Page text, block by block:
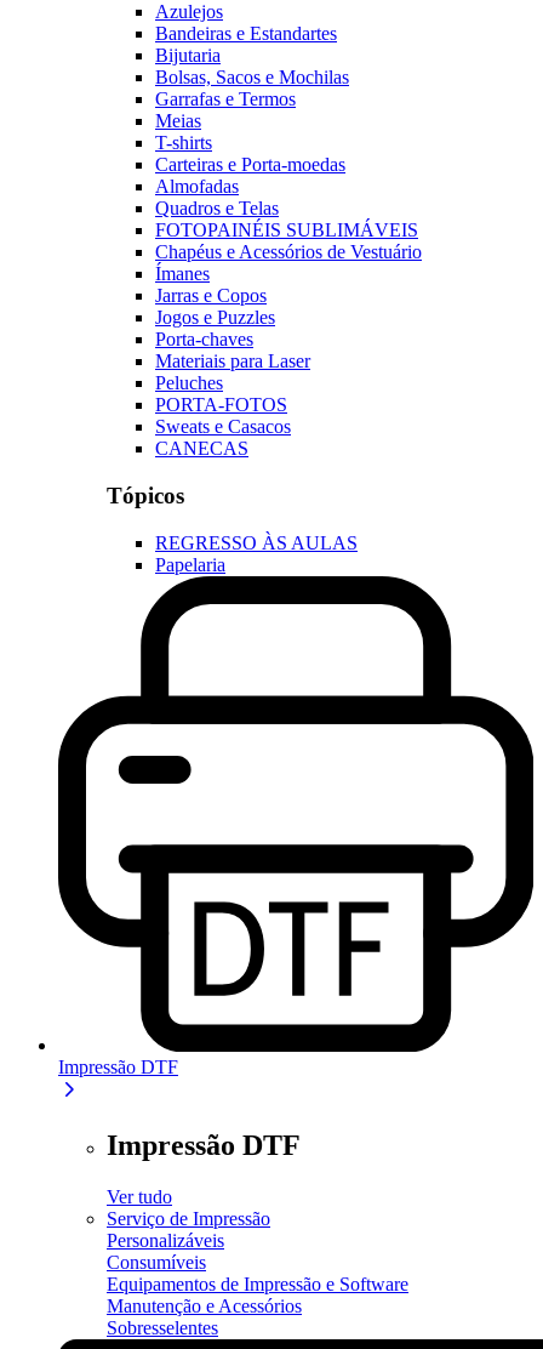
Azulejos
Bandeiras e Estandartes
Bijutaria
Bolsas, Sacos e Mochilas
Garrafas e Termos
Meias
T-shirts
Carteiras e Porta-moedas
Almofadas
Quadros e Telas
FOTOPAINÉIS SUBLIMÁVEIS
Chapéus e Acessórios de Vestuário
Ímanes
Jarras e Copos
Jogos e Puzzles
Porta-chaves
Materiais para Laser
Peluches
PORTA-FOTOS
Sweats e Casacos
CANECAS
Tópicos
REGRESSO ÀS AULAS
Papelaria
Impressão DTF
Impressão DTF
Ver tudo
Serviço de Impressão
Personalizáveis
Consumíveis
Equipamentos de Impressão e Software
Manutenção e Acessórios
Sobresselentes